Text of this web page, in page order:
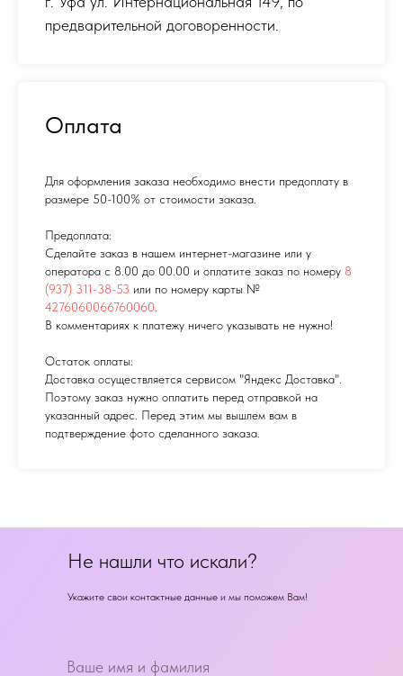
предварительной договоренности.
Оплата
Для оформления заказа необходимо внести предоплату в
размере 50-100% от стоимости заказа.
Предоплата:
Сделайте заказ в нашем интернет-магазине или у
оператора с 8.00 до 00.00 и оплатите заказ по номеру 8
(937) 311-38-53 или по номеру карты №
4276060066760060
В комментариях к платежу ничего указывать не нужно!
Остаток оплаты:
Доставка осуществляется сервисом "Яндекс Доставка".
Поэтому заказ нужно оплатить перед отправкой на
указанный адрес. Перед этим мы вышлем вам в
подтверждение фото сделанного заказа.
Не нашли что искали?
Укажите свои контактные данные и мы поможем Вам!